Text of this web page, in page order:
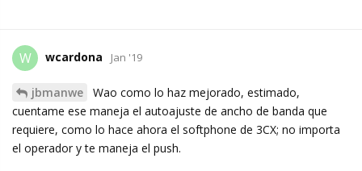
W wcardona Jan '19
jbmanwe
Wao como lo haz mejorado, estimado,
cuentame ese maneja el autoajuste de ancho de banda que
requiere, como lo hace ahora el softphone de 3CX; no importa
el operador y te maneja el push.